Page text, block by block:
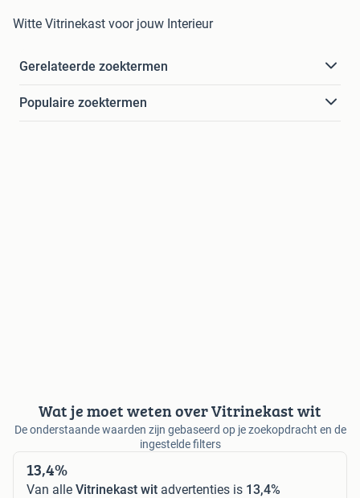
Witte Vitrinekast voor jouw Interieur
Gerelateerde zoektermen
Populaire zoektermen
Wat je moet weten over Vitrinekast wit
De onderstaande waarden zijn gebaseerd op je zoekopdracht en de
ingestelde filters
13,4%
Van alle Vitrinekast wit advertenties is 13,4%